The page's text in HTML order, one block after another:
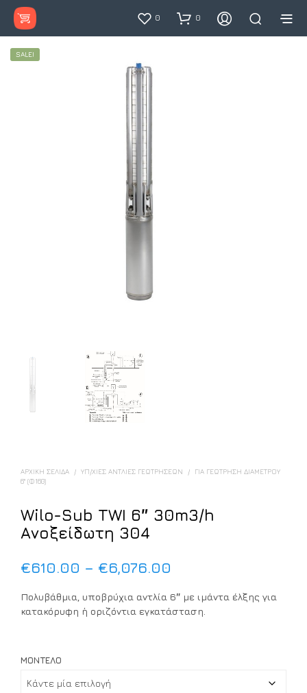
0 0
SALE!
ΑΡΧΙΚΉ ΣΕΛΊΔΑ / ΥΠ/ΧΙΕΣ ΑΝΤΛΊΕΣ ΓΕΩΤΡΉΣΕΩΝ /
ΓΙΑ ΓΕΏΤΡΗΣΗ ΔΙΑΜΈΤΡΟΥ
6'' (Φ160)
Wilo-Sub TWI 6″ 30m3/h
Ανοξείδωτη 304
€610.00 – €6,076.00
range:
€610.00
Πολυβάθμια, υποβρύχια αντλία 6″ με ιμάντα έλξης για
κατακόρυφη ή οριζόντια εγκατάσταση.
ΜΟΝΤΈΛΟ